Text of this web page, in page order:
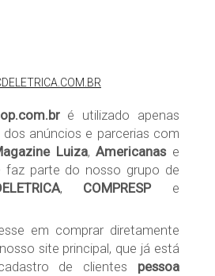
é utilizado apenas
anúncios e parcerias com
Luiza,Americanase
faz parte do nosso grupo de
, COMPRESPe
em comprar diretamente
site principal, que já está
de clientes pessoa